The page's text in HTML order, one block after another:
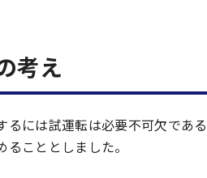
考え
るには試運転は必要不可欠であ
こととしました。